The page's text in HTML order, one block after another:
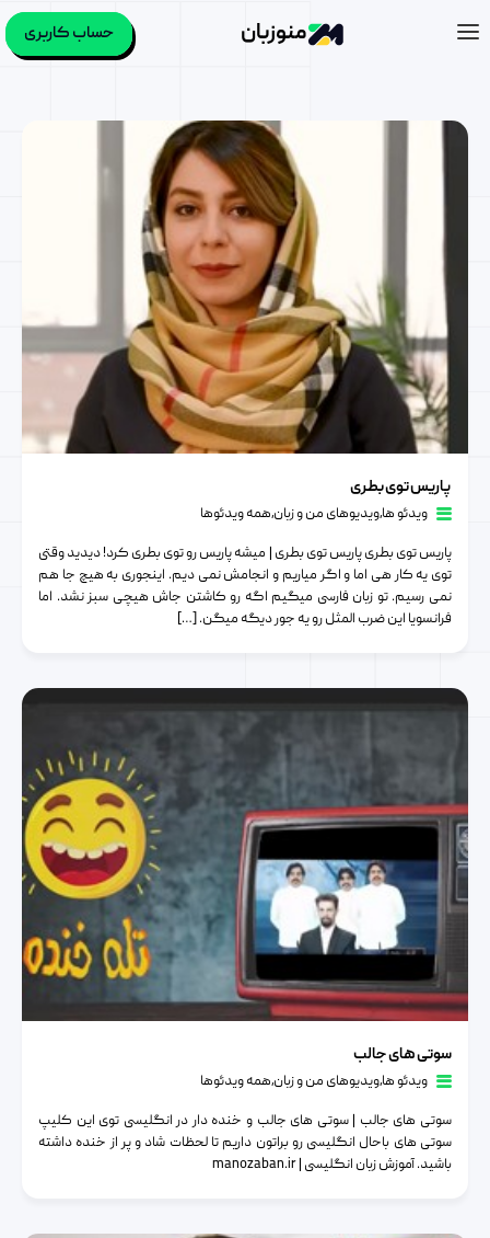
منوزبان حساب کاربری
دسته:
پاریس توی بطری
ویدئو ها٫ویدیوهای من و زبان٫همه ویدئوها
پاریس توی بطری پاریس توی بطری | میشه پاریس رو توی بطری کرد! دیدید وقتی
توی یه کار هی اما و اگر میاریم و انجامش نمی دیم. اینجوری به هیچ جا هم
نمی رسیم. تو زبان فارسی میگیم اگه رو کاشتن جاش هیچی سبز نشد. اما
فرانسویا این ضرب المثل رو یه جور دیگه میگن. […]
سوتی های جالب
ویدئو ها٫ویدیوهای من و زبان٫همه ویدئوها
سوتی های جالب | سوتی های جالب و خنده دار در انگلیسی توی این کلیپ
سوتی های باحال انگلیسی رو براتون داریم تا لحظات شاد و پر از خنده داشته
باشید. آموزش زبان انگلیسی | manozaban.ir